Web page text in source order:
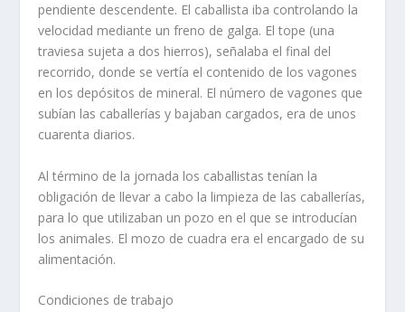
pendiente descendente. El caballista iba controlando la
velocidad mediante un freno de galga. El tope (una
traviesa sujeta a dos hierros), señalaba el final del
recorrido, donde se vertía el con­tenido de los vagones
en los depósitos de mineral. El número de vagones que
subían las caballerías y bajaban cargados, era de unos
cuarenta diarios.
Al término de la jornada los caballistas tenían la
obligación de llevar a cabo la limpieza de las caballerías,
para lo que utilizaban un pozo en el que se introducían
los animales. El mozo de cuadra era el encargado de su
alimentación.
Condiciones de trabajo